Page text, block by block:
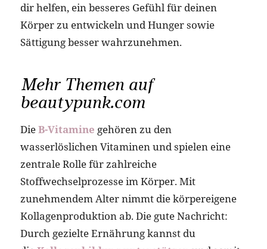
dir helfen, ein besseres Gefühl für deinen
Körper zu entwickeln und Hunger sowie
Sättigung besser wahrzunehmen.
Mehr Themen auf
beautypunk.com
DieB-Vitamine gehören zu den
wasserlöslichen Vitaminen und spielen eine
zentrale Rolle für zahlreiche
Stoffwechselprozesse im Körper. Mit
zunehmendem Alter nimmt die körpereigene
Kollagenproduktion ab. Die gute Nachricht:
Durch gezielte Ernährung kannst du